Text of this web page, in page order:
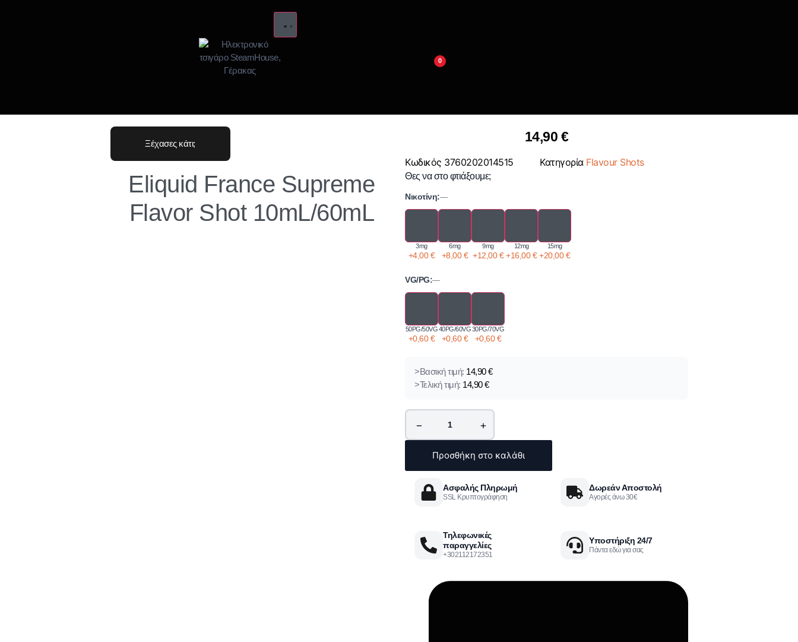
0
Ξέχασες κάτι;
Eliquid France Supreme
Flavor Shot 10mL/60mL
14,90 €
Κωδικός 3760202014515 Κατηγορία Flavour Shots
Θες να στο φτιάξουμε;
Νικοτίνη:—
3mg
+4,00€
6mg
+8,00€
9mg
+12,00€
12mg
+16,00€
15mg
+20,00€
VG/PG:—
50PG/50VG
+0,60€
40PG/60VG
+0,60€
30PG/70VG
+0,60€
>Βασική τιμή: 14,90€
>Τελική τιμή: 14,90€
− +
Προσθήκη στο καλάθι
Ασφαλής Πληρωμή
SSL Κρυπτογράφηση
Δωρεάν Αποστολή
Αγορές άνω 30€
Τηλεφωνικές
παραγγελίες
+302112172351
Υποστήριξη 24/7
Πάντα εδώ για σας